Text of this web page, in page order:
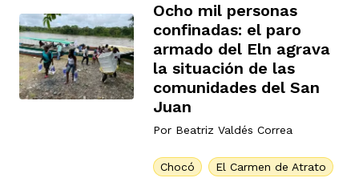
Ocho mil personas
confinadas: el paro
armado del Eln agrava
la situación de las
comunidades del San
Juan
Por Beatriz Valdés Correa
Chocó El Carmen de Atrato